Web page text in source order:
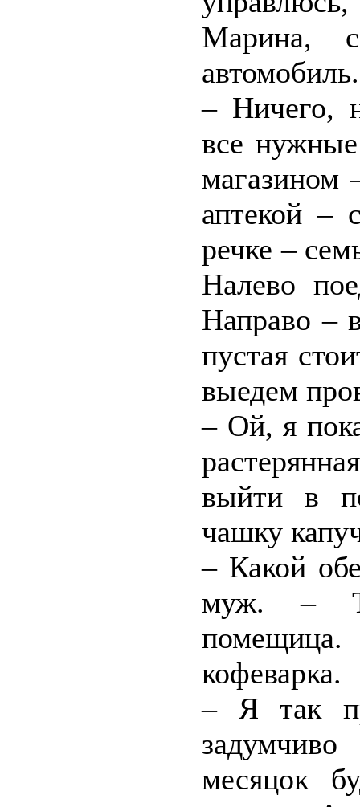
Марина,
автомобиль.
– Ничего,
все
магазином
аптекой –
речке –
Налево
Направо –
пустая
выедем
– Ой, я
выйти в
чашку
– Какой
муж. –
кофеварка.
– Я так
месяцок